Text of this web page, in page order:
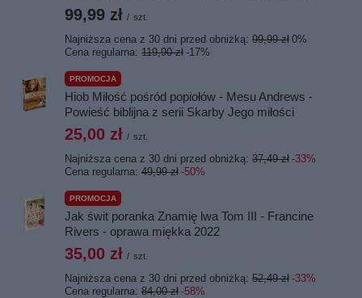
99,99 zł / szt.
Najniższa cena z 30 dni przed obniżką: 99,99 zł 0%
Cena regularna: 119,90 zł -17%
PROMOCJA
Hiob Miłość pośród popiołów - Mesu Andrews -
Powieść biblijna z serii Skarby Jego miłości
25,00 zł / szt.
Najniższa cena z 30 dni przed obniżką: 37,49 zł -33%
Cena regularna: 49,99 zł -50%
PROMOCJA
Jak świt poranka Znamię lwa Tom III - Francine
Rivers - oprawa miękka 2022
35,00 zł / szt.
Najniższa cena z 30 dni przed obniżką: 52,49 zł -33%
Cena regularna: 84,00 zł -58%